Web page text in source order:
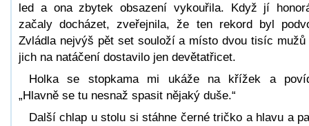
led a ona zbytek obsazení vykouřila. Když jí
začaly docházet, zveřejnila, že ten rekord byl
Zvládla nejvýš pět set souloží a místo dvou tisíc mužů
jich na natáčení dostavilo jen devětatřicet.
Holka se stopkama mi ukáže na křížek a
„Hlavně se tu nesnaž spasit nějaký duše.“
Další chlap u stolu si stáhne černé tričko a hlavu a